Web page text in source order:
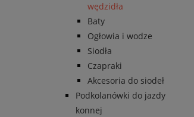
wędzidła
Baty
Ogłowia i wodze
Siodła
Czapraki
Akcesoria do siodeł
Podkolanówki do jazdy
konnej